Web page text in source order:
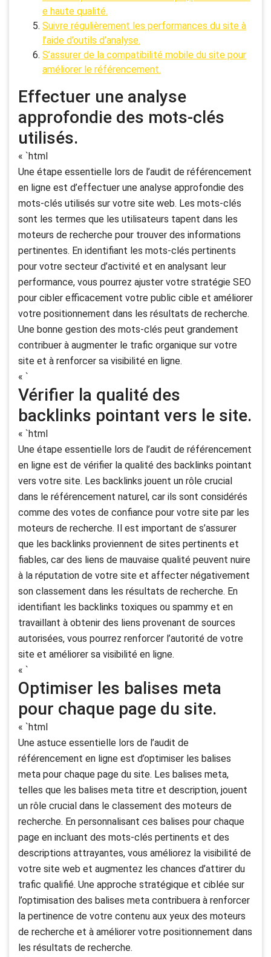
e haute qualité.
Suivre régulièrement les performances du site à
l’aide d’outils d’analyse.
S’assurer de la compatibilité mobile du site pour
améliorer le référencement.
Effectuer une analyse
approfondie des mots-clés
utilisés.
« `html
Une étape essentielle lors de l’audit de référencement
en ligne est d’effectuer une analyse approfondie des
mots-clés utilisés sur votre site web. Les mots-clés
sont les termes que les utilisateurs tapent dans les
moteurs de recherche pour trouver des informations
pertinentes. En identifiant les mots-clés pertinents
pour votre secteur d’activité et en analysant leur
performance, vous pourrez ajuster votre stratégie SEO
pour cibler efficacement votre public cible et améliorer
votre positionnement dans les résultats de recherche.
Une bonne gestion des mots-clés peut grandement
contribuer à augmenter le trafic organique sur votre
site et à renforcer sa visibilité en ligne.
« `
Vérifier la qualité des
backlinks pointant vers le site.
« `html
Une étape essentielle lors de l’audit de référencement
en ligne est de vérifier la qualité des backlinks pointant
vers votre site. Les backlinks jouent un rôle crucial
dans le référencement naturel, car ils sont considérés
comme des votes de confiance pour votre site par les
moteurs de recherche. Il est important de s’assurer
que les backlinks proviennent de sites pertinents et
fiables, car des liens de mauvaise qualité peuvent nuire
à la réputation de votre site et affecter négativement
son classement dans les résultats de recherche. En
identifiant les backlinks toxiques ou spammy et en
travaillant à obtenir des liens provenant de sources
autorisées, vous pourrez renforcer l’autorité de votre
site et améliorer sa visibilité en ligne.
« `
Optimiser les balises meta
pour chaque page du site.
« `html
Une astuce essentielle lors de l’audit de
référencement en ligne est d’optimiser les balises
meta pour chaque page du site. Les balises meta,
telles que les balises meta titre et description, jouent
un rôle crucial dans le classement des moteurs de
recherche. En personnalisant ces balises pour chaque
page en incluant des mots-clés pertinents et des
descriptions attrayantes, vous améliorez la visibilité de
votre site web et augmentez les chances d’attirer du
trafic qualifié. Une approche stratégique et ciblée sur
l’optimisation des balises meta contribuera à renforcer
la pertinence de votre contenu aux yeux des moteurs
de recherche et à améliorer votre positionnement dans
les résultats de recherche.